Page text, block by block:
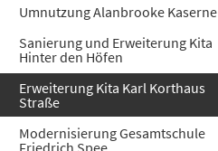
Umnutzung Alanbrooke Kaserne
Sanierung und Erweiterung Kita
Hinter den Höfen
Erweiterung Kita Karl Korthaus
Straße
Modernisierung Gesamtschule
Friedrich Spee